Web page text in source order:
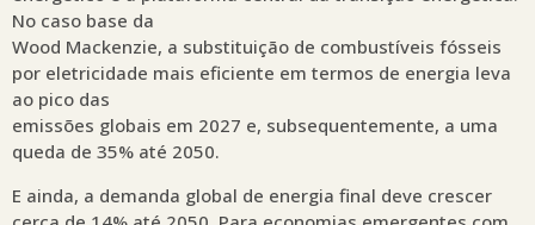
No caso base da
Wood Mackenzie, a substituição de combustíveis fósseis
por eletricidade mais eficiente em termos de energia leva
ao pico das
emissões globais em 2027 e, subsequentemente, a uma
queda de 35% até 2050.
E ainda, a demanda global de energia final deve crescer